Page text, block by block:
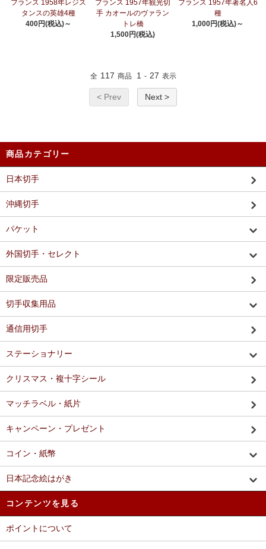
フランス 1958年レジス
タンスの英雄4種
400円(税込)～
フランス 1957年観光切
手 カオールのヴァラン
トレ橋
1,500円(税込)
フランス 1957年著名人6
種
1,000円(税込)～
全 117 商品 1 - 27 表示
< Prev Next >
商品カテゴリー
日本切手
沖縄切手
パケット
外国切手・セレクト
限定販売品
切手収集用品
通信用切手
ステーショナリー
クリスマス・複十字シール
マッチラベル・紙片
キャンペーン・プレゼント
コイン・紙幣
日本記念絵はがき
コンテンツを見る
ポイントについて